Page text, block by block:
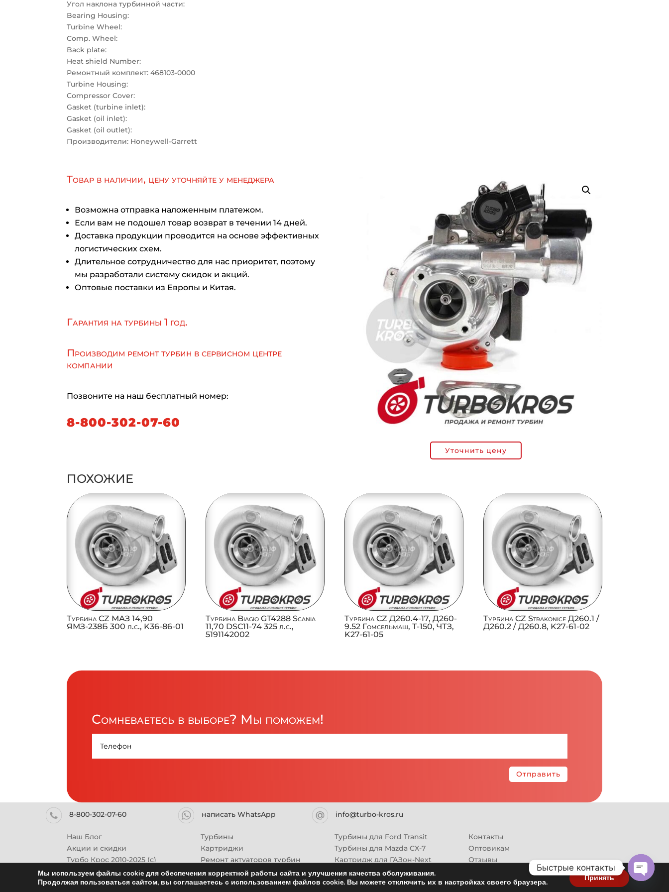
Угол наклона турбинной части:
Bearing Housing:
Turbine Wheel:
Comp. Wheel:
Back plate:
Heat shield Number:
Ремонтный комплект: 468103-0000
Turbine Housing:
Compressor Cover:
Gasket (turbine inlet):
Gasket (oil inlet):
Gasket (oil outlet):
Производители: Honeywell-Garrett
Товар в наличии, цену уточняйте у менеджера
Возможна отправка наложенным платежом.
Если вам не подошел товар возврат в течении 14 дней.
Доставка продукции проводится на основе эффективных
логистических схем.
Длительное сотрудничество для нас приоритет, поэтому
мы разработали систему скидок и акций.
Оптовые поставки из Европы и Китая.
Гарантия на турбины 1 год.
Производим ремонт турбин в сервисном центре
компании
Позвоните на наш бесплатный номер:
8-800-302-07-60
Уточнить цену
ПОХОЖИЕ
Турбина CZ МАЗ 14,90
ЯМЗ-238Б 300 л.с., K36-86-01
Турбина Biagio GT4288 Scania
11,70 DSC11-74 325 л.с.,
5191142002
Турбина CZ Д260.4-17, Д260-
9.52 Гомсельмаш, Т-150, ЧТЗ,
K27-61-05
Турбина CZ Strakonice Д260.1 /
Д260.2 / Д260.8, K27-61-02
Сомневаетесь в выборе? Мы поможем!
Отправить
8-800-302-07-60 написать WhatsApp info@turbo-kros.ru
Наш Блог
Акции и скидки
Турбо Крос 2010-2025 (с)
Турбины
Картриджи
Ремонт актуаторов турбин
Турбины для Ford Transit
Турбины для Mazda CX-7
Картридж для ГАЗон-Next
Турбины HINO (Хино)
Купить новую турбину
Контакты
Оптовикам
Отзывы
Мы используем файлы cookie для обеспечения корректной работы сайта и улучшения качества обслуживания.
Продолжая пользоваться сайтом, вы соглашаетесь с использованием файлов cookie. Вы можете отключить их в настройках своего браузера.
Принять
Быстрые контакты